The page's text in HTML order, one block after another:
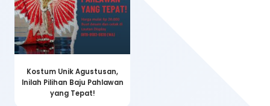
Kostum Unik Agustusan,
Inilah Pilihan Baju Pahlawan
yang Tepat!